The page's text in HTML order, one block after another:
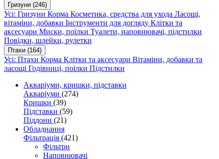
Гризуни (246)
Усі: Гризуни Корма Косметика, средства для ухода Ласощі,
вітаміни, добавки Інструменти для догляду Клітки та
аксесуари Миски, поїлки Туалети, наповнювачі, підстилки
Повідки, шлейки, рулетки
Птахи (164)
Усі: Птахи Корма Клітки та аксесуари Вітаміни, добавки та
ласощі Годівниці, поїлки Підстилки
Акваріуми, кришки, підставки
Акваріуми (274)
Кришки (39)
Підставки (59)
Піддони (21)
Обладнання
Фільтрація (421)
Фільтри
Наповнювачі